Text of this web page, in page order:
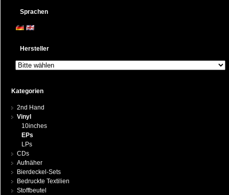
Sprachen
Hersteller
Kategorien
2nd Hand
Vinyl
10inches
EPs
LPs
CDs
Aufnäher
Bierdeckel-Sets
Bedruckte Textilien
Stoffbeutel